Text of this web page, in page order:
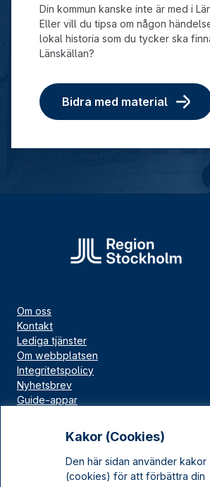
Kakor (Cookies)
Den här sidan använder kakor
(cookies) för att förbättra din
Din kommun kanske inte är med i
Eller vill du tipsa om någon
lokal historia som du tycker ska
Länskällan?
Bidra med material
Om oss
Kontakt
Lediga tjänster
Om webbplatsen
Integritetspolicy
Nyhetsbrev
Guide-appar
Kulturarv Stockholm
Sociala medier